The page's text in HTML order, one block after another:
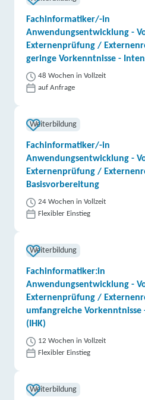
Fachinformatiker/-in
Anwendungsentwicklung -
Externenprüfung /
geringe Vorkenntnisse -
48 Wochen in Vollzeit
auf Anfrage
Weiterbildung
Fachinformatiker/-in
Anwendungsentwicklung -
Externenprüfung /
Basisvorbereitung
24 Wochen in Vollzeit
Flexibler Einstieg
Weiterbildung
Fachinformatiker:in
Anwendungsentwicklung -
Externenprüfung /
umfangreiche Vorkenntnisse
(IHK)
12 Wochen in Vollzeit
Flexibler Einstieg
Weiterbildung